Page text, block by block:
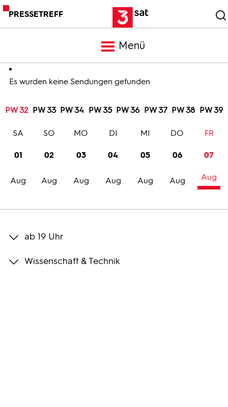
PRESSETREFF
Menü
Meldungen
Programm
Trailer
Bilder
Es wurden keine Sendungen gefunden
PW 32 PW 33 PW 34 PW 35 PW 36 PW 37 PW 38 PW 39
01
Aug
SA
02
Aug
SO
03
Aug
MO
04
Aug
DI
05
Aug
MI
06
Aug
DO
07
Aug
FR
ab 19 Uhr
Wissenschaft & Technik